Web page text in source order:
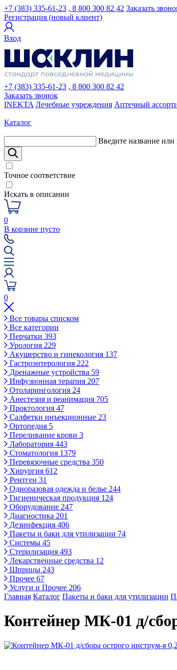
+7 (383) 335-61-23 , 8 800 300 82 42 Заказать
Регистрация (новый клиент)
Вход
+7 (383) 335-61-23 , 8 800 300 82 42
Заказать звонок
INEKTA Лечебные учреждения Аптечный
Каталог
Введите название
Точное соответствие
Искать в описании
0
В корзине пусто
0
Все товары списком
Все категории
Перчатки 393
Урология 229
Акушерство и гинекология 137
Гастроэнтерология 222
Дренажные устройства 59
Инфузионная терапия 207
Отоларингология 24
Анестезия и реанимация 705
Проктология 47
Салфетки инъекционные 23
Ортопедия 5
Переливание крови 3
Лаборатория 443
Стоматология 1379
Перевязочные средства 350
Хирургия 612
Рентген 31
Одноразовая одежда и белье 244
Гигиеническая продукция 124
Оборудование 247
Диагностика 201
Дезинфекция 406
Пакеты и баки для утилизации 74
Системы 45
Стерилизация 493
Лекарственные средства 12
Шприцы 243
Прочее 67
Услуги и Прочее 206
Главная Каталог Пакеты и баки для утилизации
Контейнер МК-01 д/